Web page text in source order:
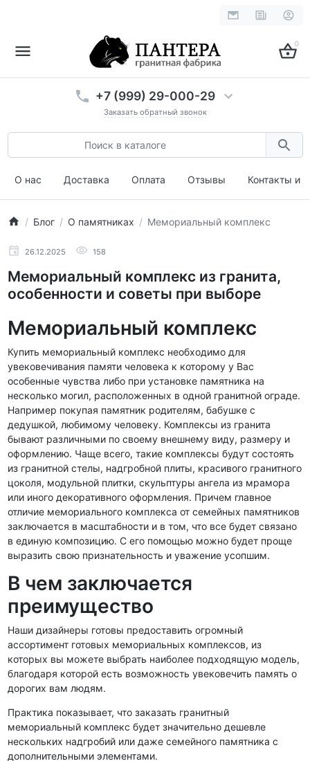
0
+7 (999) 29-000-29
Заказать обратный звонок
О нас Доставка Оплата Отзывы Контакты и
Блог О памятниках Мемориальный комплекс
26.12.2025 158
Мемориальный комплекс из гранита,
особенности и советы при выборе
Мемориальный комплекс
Купить мемориальный комплекс необходимо для
увековечивания памяти человека к которому у Вас
особенные чувства либо при установке памятника на
несколько могил, расположенных в одной гранитной ограде.
Например покупая памятник родителям, бабушке с
дедушкой, любимому человеку. Комплексы из гранита
бывают различными по своему внешнему виду, размеру и
оформлению. Чаще всего, такие комплексы будут состоять
из гранитной стелы, надгробной плиты, красивого гранитного
цоколя, модульной плитки, скульптуры ангела из мрамора
или иного декоративного оформления. Причем главное
отличие мемориального комплекса от семейных памятников
заключается в масштабности и в том, что все будет связано
в единую композицию. С его помощью можно будет проще
выразить свою признательность и уважение усопшим.
В чем заключается
преимущество
Наши дизайнеры готовы предоставить огромный
ассортимент готовых мемориальных комплексов, из
которых вы можете выбрать наиболее подходящую модель,
благодаря которой есть возможность увековечить память о
дорогих вам людям.
Практика показывает, что заказать гранитный
мемориальный комплекс будет значительно дешевле
нескольких надгробий или даже семейного памятника с
дополнительными элементами.